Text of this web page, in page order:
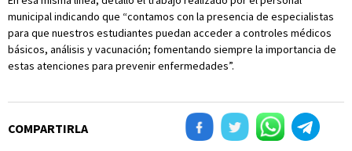
municipal indicando que “contamos con la presencia de especialistas
para que nuestros estudiantes puedan acceder a controles médicos
básicos, análisis y vacunación; fomentando siempre la importancia de
estas atenciones para prevenir enfermedades”.
COMPARTIRLA